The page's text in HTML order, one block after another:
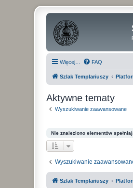
Więcej… FAQ
Szlak Templariuszy
Aktywne tematy
Wyszukiwanie zaawansowane
Nie znaleziono elementów
Wyszukiwanie
Szlak Templariuszy